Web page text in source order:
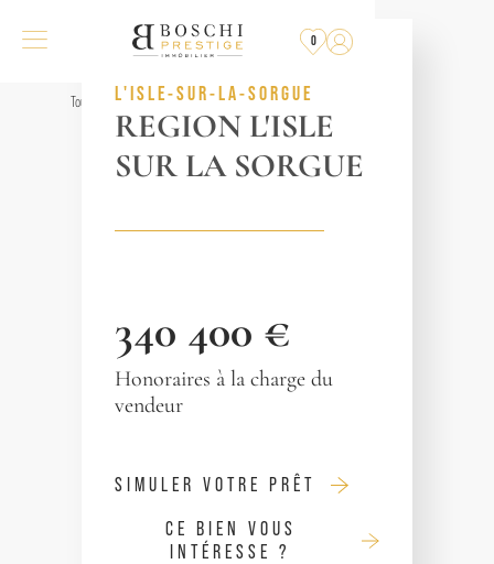
0
Tous les biensL'ISLE-SUR-LA-SORGUE
REGION L'ISLE
SUR LA SORGUE
340 400 €
Honoraires à la charge du
vendeur
SIMULER VOTRE PRÊT
CE BIEN VOUS
INTÉRESSE ?